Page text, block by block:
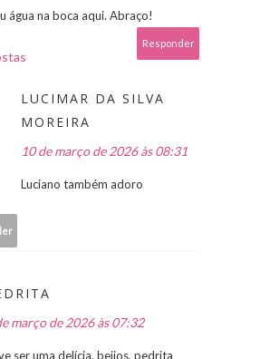
água na boca aqui. Abraço!
Responder
LUCIMAR DA SILVA
MOREIRA
10 de março de 2026 às 08:31
Luciano também adoro
março de 2026 às 07:32
ser uma delícia. beijos, pedrita